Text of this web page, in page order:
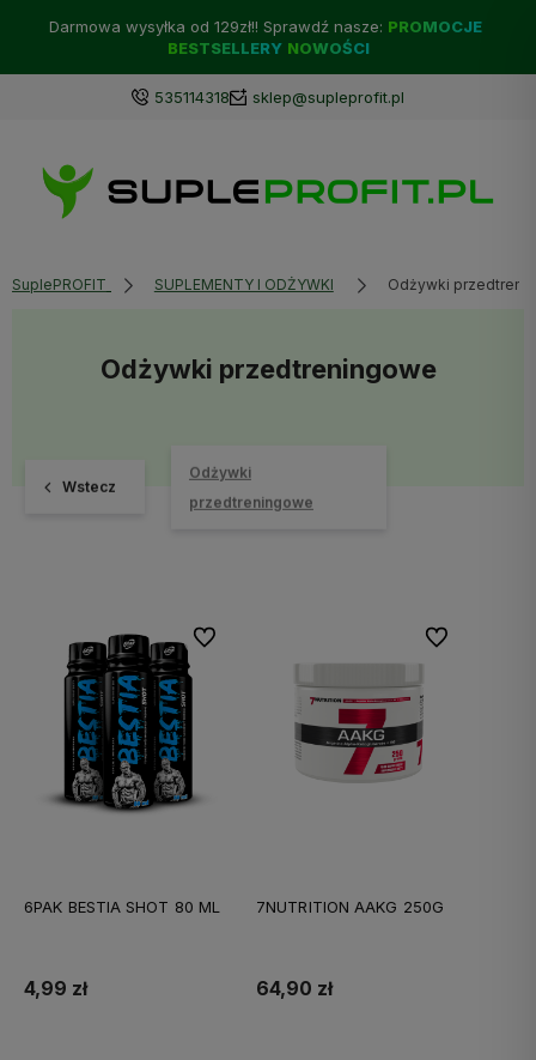
Darmowa wysyłka od 129zł!! Sprawdź nasze: PROMOCJE
BESTSELLERY NOWOŚCI
535114318 sklep@supleprofit.pl
SuplePROFIT SUPLEMENTY I ODŻYWKI Odżywki
Odżywki przedtreningowe
Wstecz
Odżywki
przedtreningowe
6PAK BESTIA SHOT 80 ML
4,99 zł
Do ulubionych
7NUTRITION AAKG 250G
64,90 zł
Do ulubionych